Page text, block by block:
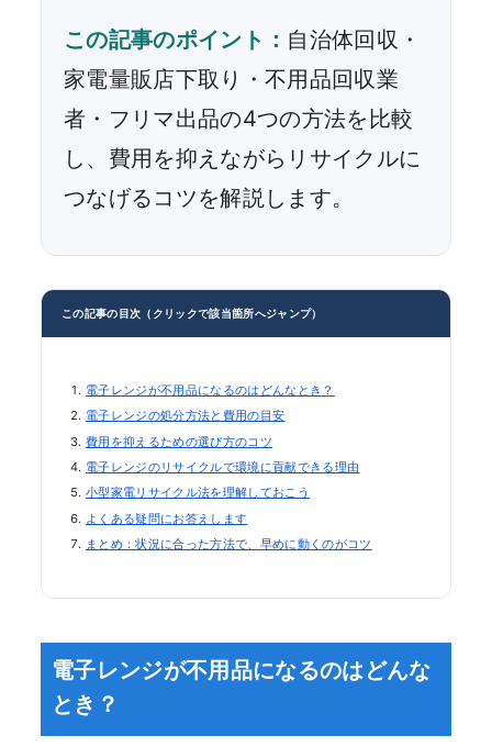
この記事のポイント： 自治体回収・
家電量販店下取り・不用品回収業
者・フリマ出品の4つの方法を比較
し、費用を抑えながらリサイクルに
つなげるコツを解説します。
この記事の目次（クリックで該当箇所へジャンプ）
電子レンジが不用品になるのはどんなとき？
電子レンジの処分方法と費用の目安
費用を抑えるための選び方のコツ
電子レンジのリサイクルで環境に貢献できる理由
小型家電リサイクル法を理解しておこう
よくある疑問にお答えします
まとめ：状況に合った方法で、早めに動くのがコツ
電子レンジが不用品になるのはどんな
とき？